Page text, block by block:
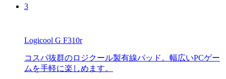
3
Logicool G F310r
コスパ抜群のロジクール製有線パッド。幅広いPCゲー
ムを手軽に楽しめます。